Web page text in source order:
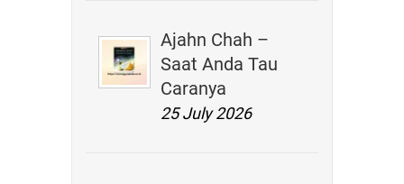
Ajahn Chah –
Saat Anda Tau
Caranya
25 July 2026